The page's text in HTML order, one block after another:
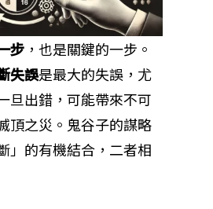
步 ，也是關鍵的一步。
失誤是最大的失誤，尤
旦出錯，可能帶來不可
頂之災。鬼谷子的謀略
」的有機結合，二者相